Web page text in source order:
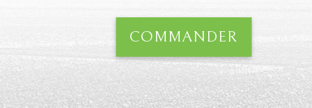
COMMANDER